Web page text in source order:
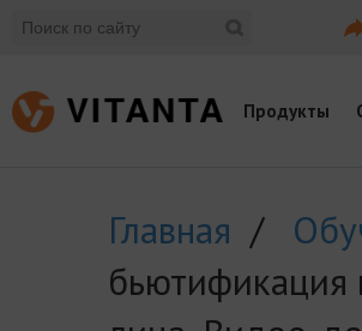
Продукты
Главная /
бьютификация